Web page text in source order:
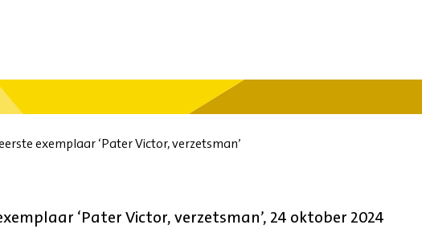
exemplaar ‘Pater Victor, verzetsman’
‘Pater Victor, verzetsman’, 24 oktober 2024